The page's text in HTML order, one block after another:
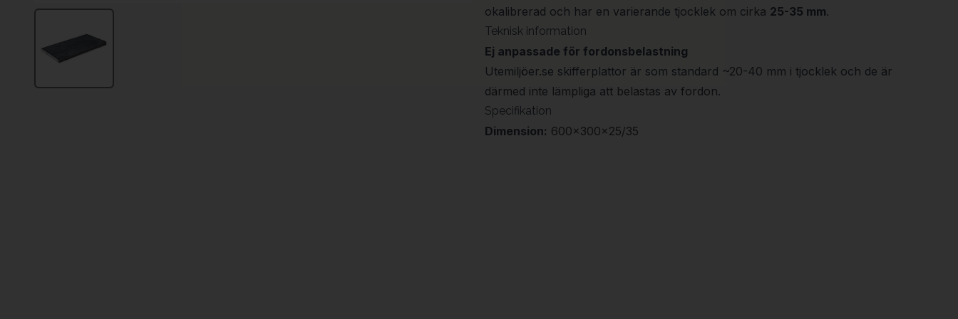
okalibrerad och har en varierande tjocklek om cirka 25-35 mm.
Teknisk information
Ej anpassade för fordonsbelastning
Utemiljöer.se skifferplattor är som standard ~20-40 mm i tjocklek och de är
därmed inte lämpliga att belastas av fordon.
Specifikation
Dimension: 600x300x25/35